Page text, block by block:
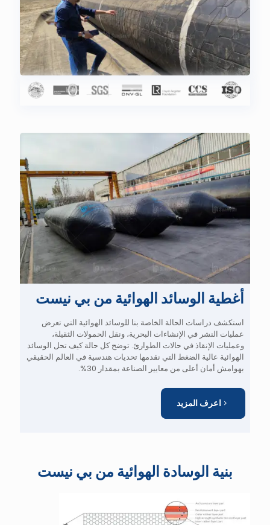
أغطية الوسائد الهوائية من بي نيست
استكشف دراسات الحالة الخاصة بنا للوسائد الهوائية التي تعرض
عمليات النشر في الإنشاءات البحرية، ونقل الحمولات الثقيلة،
وعمليات الإنقاذ في حالات الطوارئ. توضح كل حالة كيف تحل الوسائد
الهوائية عالية الضغط التي نقدمها تحديات هندسية في العالم الحقيقي
بهوامش أمان أعلى من معايير الصناعة بمقدار 30%.
اعرف المزيد
بنية الوسادة الهوائية من بي نيست